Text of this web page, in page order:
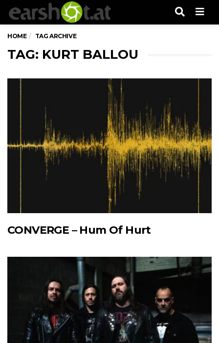
HOME TAG ARCHIVE
TAG: KURT BALLOU
CONVERGE – Hum Of Hurt